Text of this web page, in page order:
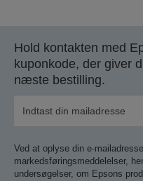
Hold kontakten med
kuponkode, der giver
næste bestilling.
Ved at oplyse din e-
markedsføringsmeddelelser,
undersøgelser, om Epsons